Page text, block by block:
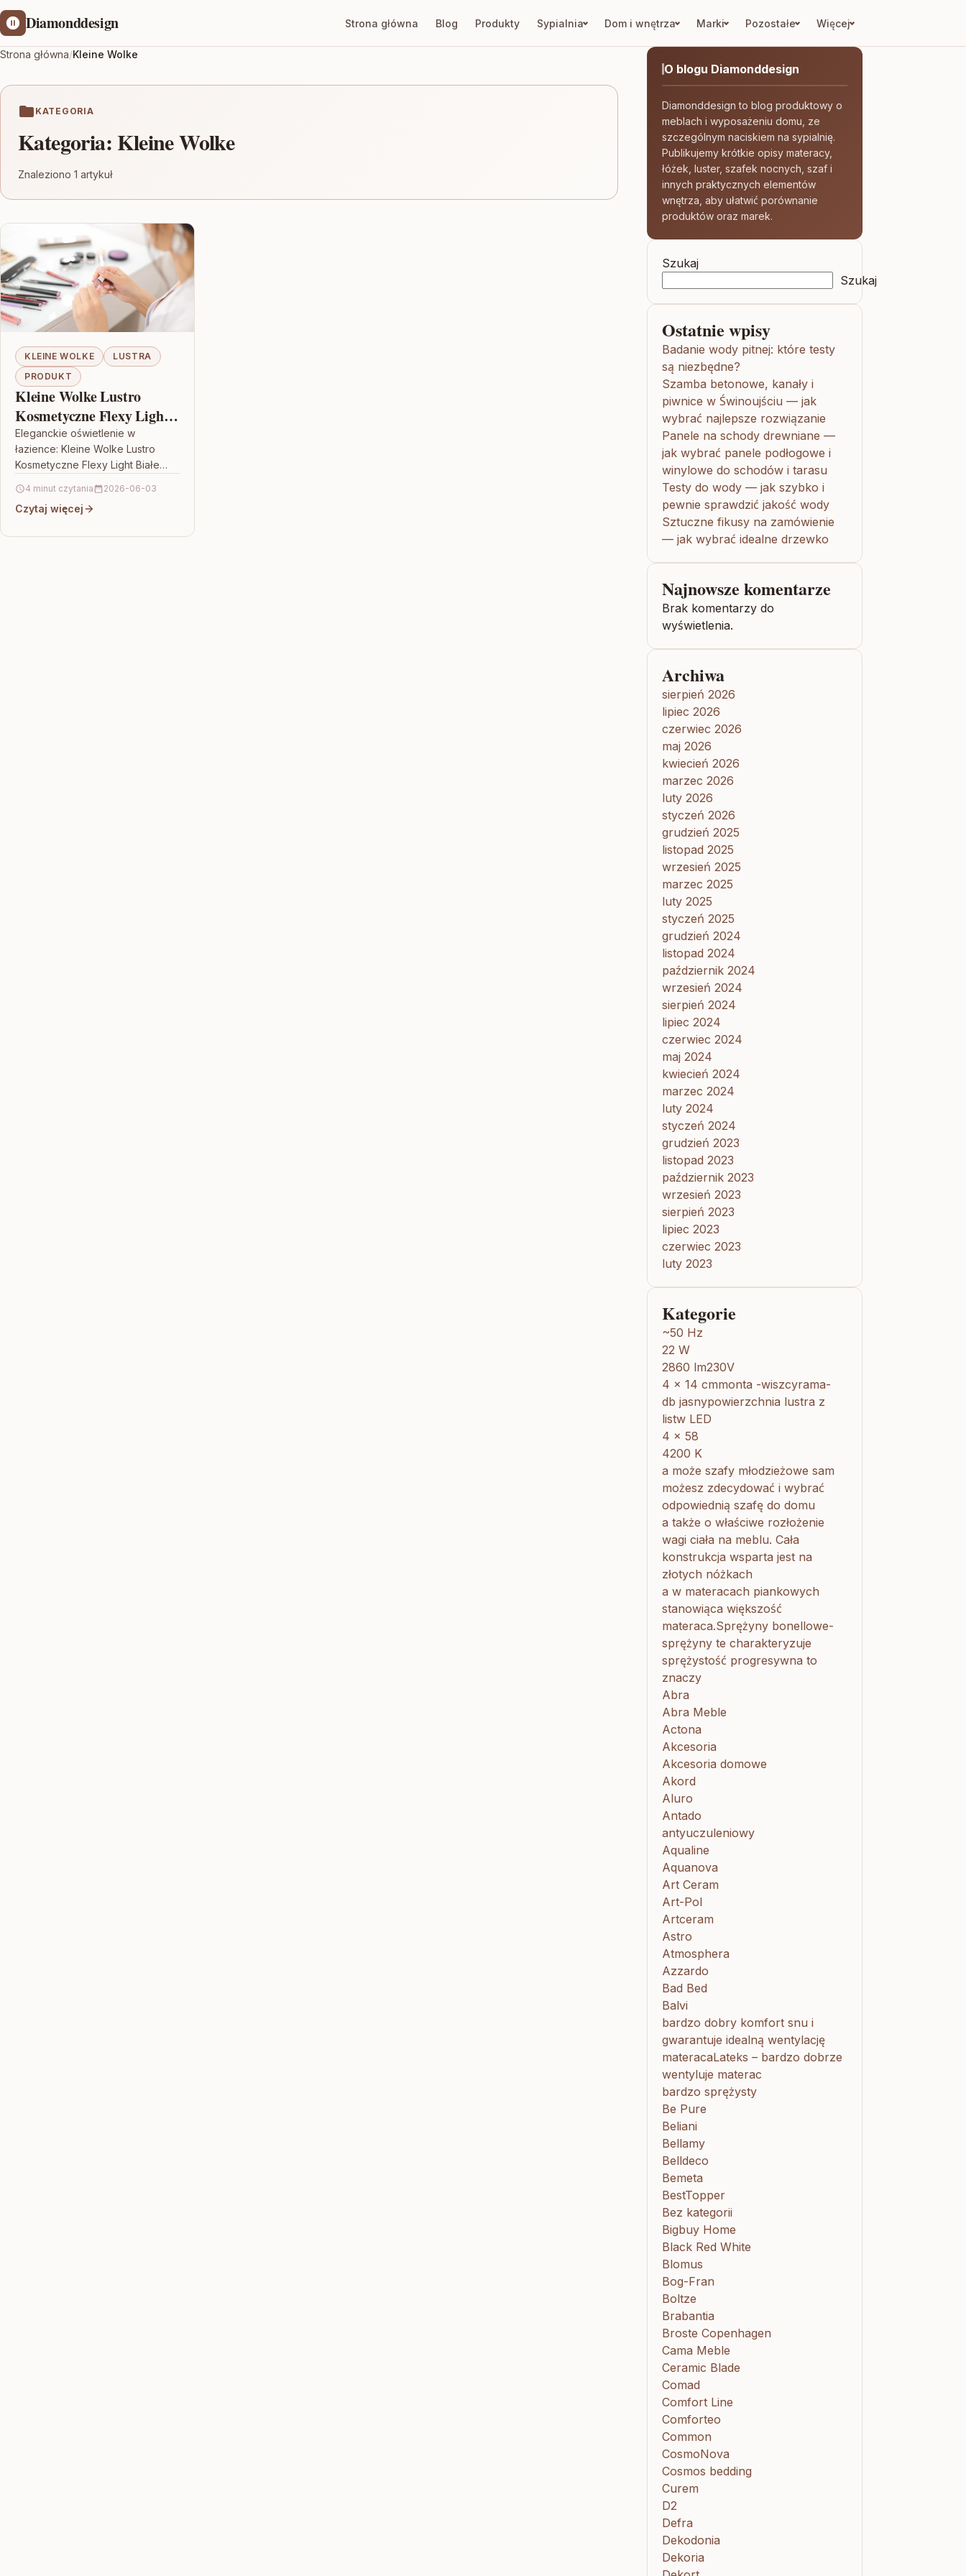
Diamonddesign Strona główna Blog Produkty Sypialnia Dom i wnętrza Marki Pozostałe Więcej
Strona główna/Kleine Wolke
KATEGORIA
Kategoria: Kleine Wolke
Znaleziono 1 artykuł
KLEINE WOLKE
LUSTRA
PRODUKT
Kleine Wolke Lustro
Kosmetyczne Flexy Light
Białe KW-5819114886
Eleganckie oświetlenie w
łazience: Kleine Wolke Lustro
Kosmetyczne Flexy Light Białe
kosmetyczne potrafi całkowicie
odmienić codzienną rutynę
4 minut czytania 2026-06-03
Czytaj więcej
O blogu Diamonddesign
Diamonddesign to blog produktowy o
meblach i wyposażeniu domu, ze
szczególnym naciskiem na sypialnię.
Publikujemy krótkie opisy materacy,
łóżek, luster, szafek nocnych, szaf i
innych praktycznych elementów
wnętrza, aby ułatwić porównanie
produktów oraz marek.
Szukaj
Szukaj
Ostatnie wpisy
Badanie wody pitnej: które testy
są niezbędne?
Szamba betonowe, kanały i
piwnice w Świnoujściu — jak
wybrać najlepsze rozwiązanie
Panele na schody drewniane —
jak wybrać panele podłogowe i
winylowe do schodów i tarasu
Testy do wody — jak szybko i
pewnie sprawdzić jakość wody
Sztuczne fikusy na zamówienie
— jak wybrać idealne drzewko
Najnowsze komentarze
Brak komentarzy do
wyświetlenia.
Archiwa
sierpień 2026
lipiec 2026
czerwiec 2026
maj 2026
kwiecień 2026
marzec 2026
luty 2026
styczeń 2026
grudzień 2025
listopad 2025
wrzesień 2025
marzec 2025
luty 2025
styczeń 2025
grudzień 2024
listopad 2024
październik 2024
wrzesień 2024
sierpień 2024
lipiec 2024
czerwiec 2024
maj 2024
kwiecień 2024
marzec 2024
luty 2024
styczeń 2024
grudzień 2023
listopad 2023
październik 2023
wrzesień 2023
sierpień 2023
lipiec 2023
czerwiec 2023
luty 2023
Kategorie
~50 Hz
22 W
2860 lm230V
4 x 14 cmmonta -wiszcyrama-
db jasnypowierzchnia lustra z
listw LED
4 x 58
4200 K
a może szafy młodzieżowe sam
możesz zdecydować i wybrać
odpowiednią szafę do domu
a także o właściwe rozłożenie
wagi ciała na meblu. Cała
konstrukcja wsparta jest na
złotych nóżkach
a w materacach piankowych
stanowiąca większość
materaca.Sprężyny bonellowe-
sprężyny te charakteryzuje
sprężystość progresywna to
znaczy
Abra
Abra Meble
Actona
Akcesoria
Akcesoria domowe
Akord
Aluro
Antado
antyuczuleniowy
Aqualine
Aquanova
Art Ceram
Art-Pol
Artceram
Astro
Atmosphera
Azzardo
Bad Bed
Balvi
bardzo dobry komfort snu i
gwarantuje idealną wentylację
materacaLateks – bardzo dobrze
wentyluje materac
bardzo sprężysty
Be Pure
Beliani
Bellamy
Belldeco
Bemeta
BestTopper
Bez kategorii
Bigbuy Home
Black Red White
Blomus
Bog-Fran
Boltze
Brabantia
Broste Copenhagen
Cama Meble
Ceramic Blade
Comad
Comfort Line
Comforteo
Common
CosmoNova
Cosmos bedding
Curem
D2
Defra
Dekodonia
Dekoria